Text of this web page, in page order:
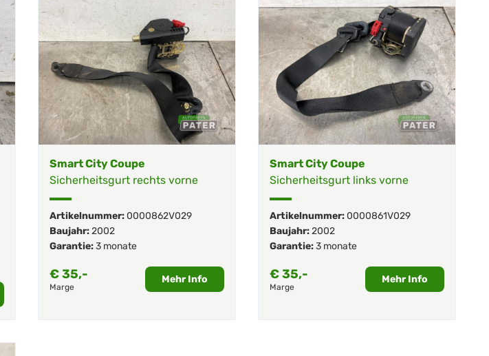
Smart City Coupe
Sicherheitsgurt rechts vorne
Artikelnummer:0000862V029
Baujahr:2002
Garantie:3 monate
€35,-
Marge
Mehr Info
Smart City Coupe
Sicherheitsgurt links vorne
Artikelnummer:0000861V029
Baujahr:2002
Garantie:3 monate
€35,-
Marge
Mehr Info